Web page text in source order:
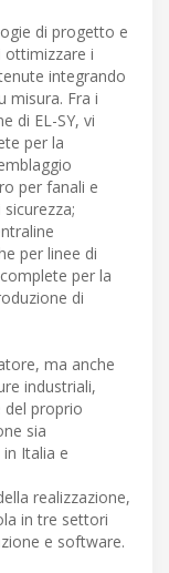
di progetto e
ottimizzare i
integrando
misura. Fra i
di EL-SY, vi
per la
per fanali e
per linee di
per la
di
ma anche
industriali,
del proprio
sia
Italia e
realizzazione,
in tre settori
e software.